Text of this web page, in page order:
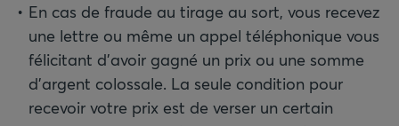
En cas de fraude au tirage au sort, vous recevez
une lettre ou même un appel téléphonique vous
félicitant d’avoir gagné un prix ou une somme
d’argent colossale. La seule condition pour
recevoir votre prix est de verser un certain